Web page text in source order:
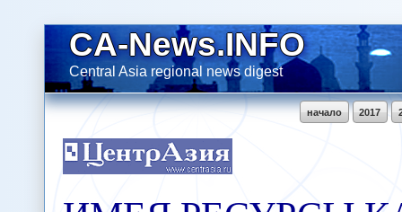
CA-News.INFO
Central Asia regional news digest
2017
начало